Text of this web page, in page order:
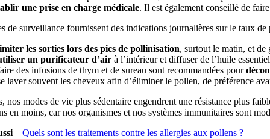
une prise en charge médicale. Il est également conseillé de
de surveillance fournissent des indications journalières sur le taux
les sorties lors des pics de pollinisation, surtout le matin, et de
un purificateur d’air à l’intérieur et diffuser de l’huile
des infusions de thym et de sureau sont recommandées pour
laver souvent les cheveux afin d’éliminer le pollen, de préférence
nos modes de vie plus sédentaire engendrent une résistance plus
en moins, car nos organismes et nos systèmes immunitaires sont
– Quels sont les traitements contre les allergies aux pollens ?